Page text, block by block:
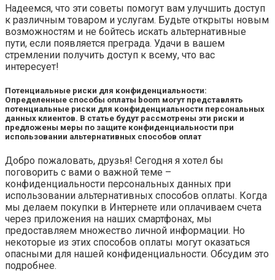
Надеемся, что эти советы помогут вам улучшить доступ
к различным товаром и услугам. Будьте открыты новым
возможностям и не бойтесь искать альтернативные
пути, если появляется преграда. Удачи в вашем
стремлении получить доступ к всему, что вас
интересует!
Потенциальные риски для конфиденциальности:
Определенные способы оплаты boom могут представлять
потенциальные риски для конфиденциальности персональных
данных клиентов. В статье будут рассмотрены эти риски и
предложены меры по защите конфиденциальности при
использовании альтернативных способов оплат
Добро пожаловать, друзья! Сегодня я хотел бы
поговорить с вами о важной теме –
конфиденциальности персональных данных при
использовании альтернативных способов оплаты. Когда
мы делаем покупки в Интернете или оплачиваем счета
через приложения на наших смартфонах, мы
предоставляем множество личной информации. Но
некоторые из этих способов оплаты могут оказаться
опасными для нашей конфиденциальности. Обсудим это
подробнее.